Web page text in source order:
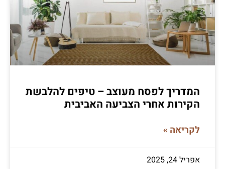
המדריך לפסח מעוצב – טיפים להלבשת
הקירות אחרי הצביעה האביבית
לקריאה »
אפריל 24, 2025